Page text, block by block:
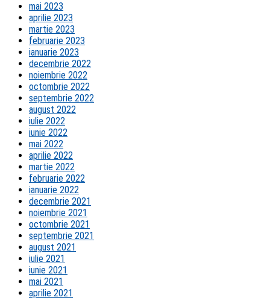
mai 2023
aprilie 2023
martie 2023
februarie 2023
ianuarie 2023
decembrie 2022
noiembrie 2022
octombrie 2022
septembrie 2022
august 2022
iulie 2022
iunie 2022
mai 2022
aprilie 2022
martie 2022
februarie 2022
ianuarie 2022
decembrie 2021
noiembrie 2021
octombrie 2021
septembrie 2021
august 2021
iulie 2021
iunie 2021
mai 2021
aprilie 2021